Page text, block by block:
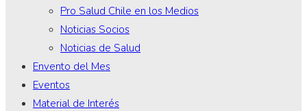
Pro Salud Chile en los Medios
Noticias Socios
Noticias de Salud
Envento del Mes
Eventos
Material de Interés